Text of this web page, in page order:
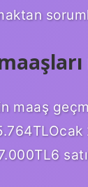
maaş